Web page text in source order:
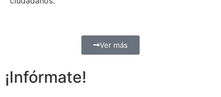
Ver más
¡Infórmate!